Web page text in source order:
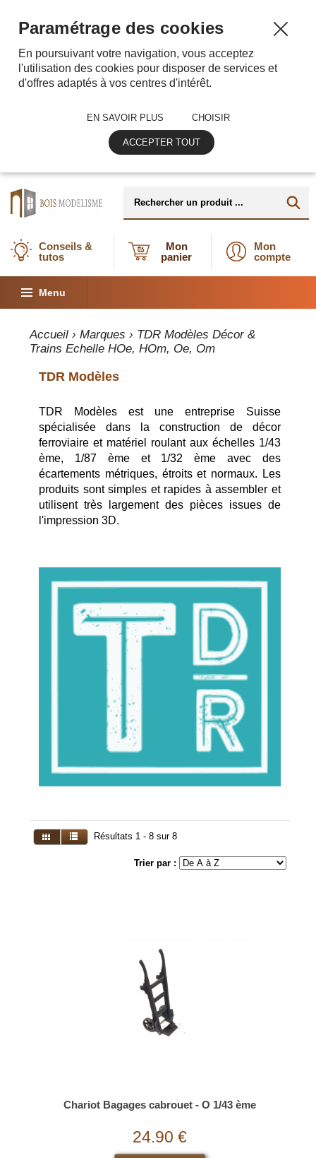
Conseils &
tutos
Mon
panier
Mon
compte
Menu
Accueil ›Marques › TDR Modèles Décor &
Trains Echelle HOe, HOm, Oe, Om
TDR Modèles
TDR Modèles est une entreprise Suisse
spécialisée dans la construction de décor
ferroviaire et matériel roulant aux échelles 1/43
ème, 1/87 ème et 1/32 ème avec des
écartements métriques, étroits et normaux. Les
produits sont simples et rapides à assembler et
utilisent très largement des pièces issues de
l'impression 3D.
Résultats 1 - 8 sur 8
Trier par :
Chariot Bagages cabrouet - O 1/43 ème
24.90 €
Paramétrage des cookies
En poursuivant votre navigation, vous acceptez
l'utilisation des cookies pour disposer de services et
d'offres adaptés à vos centres d'intérêt.
EN SAVOIR PLUS CHOISIR
ACCEPTER TOUT